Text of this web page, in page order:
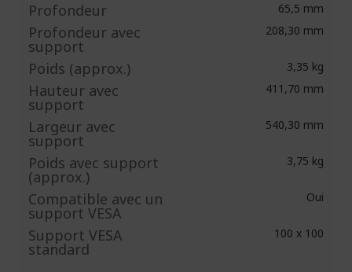
Profondeur 65,5 mm
Profondeur avec
support
208,30 mm
Poids (approx.) 3,35 kg
Hauteur avec
support
411,70 mm
Largeur avec
support
540,30 mm
Poids avec support
(approx.)
3,75 kg
Compatible avec un
support VESA
Oui
Support VESA
standard
100 x 100